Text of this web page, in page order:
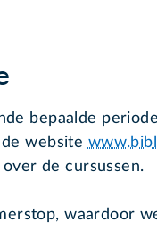
bepaalde
website
de cursussen.
waardoor